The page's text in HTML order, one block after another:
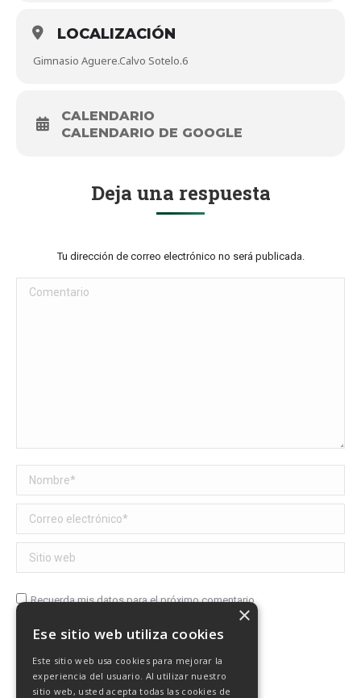
LOCALIZACIÓN
Gimnasio Aguere.Calvo Sotelo.6
CALENDARIO
CALENDARIO DE GOOGLE
Deja una respuesta
Tu dirección de correo electrónico no será publicada.
Comentario
Nombre *
Correo electrónico *
Sitio web
Recuerda mis datos para el próximo comentario
Publicar comentario
Ese sitio web utiliza cookies
Este sitio web usa cookies para mejorar la
experiencia del usuario. Al utilizar nuestro
sitio web, usted acepta todas las cookies de
×